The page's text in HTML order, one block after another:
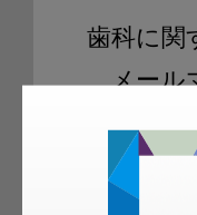
歯科に関
メール
ご登録いた